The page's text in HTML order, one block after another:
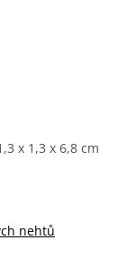
x 1,3 x 6,8 cm